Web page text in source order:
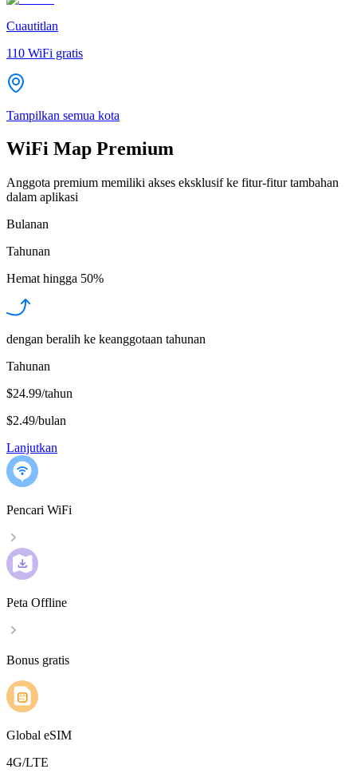
Cuautitlan
110 WiFi gratis
Tampilkan semua kota
WiFi Map Premium
Anggota premium memiliki akses eksklusif ke fitur-fitur tambahan
dalam aplikasi
Bulanan
Tahunan
Hemat hingga 50%
dengan beralih ke keanggotaan tahunan
Tahunan
$24.99/tahun
$2.49/bulan
Lanjutkan
Pencari WiFi
Peta Offline
Bonus gratis
Global eSIM
4G/LTE